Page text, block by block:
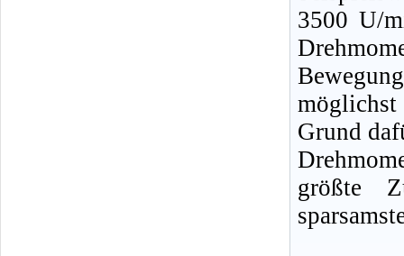
3500 U/
möglichst
Grund
größte